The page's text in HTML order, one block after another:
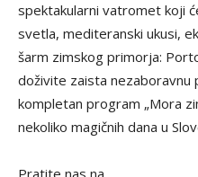
spektakularni vatromet koji
svetla, mediteranski ukusi,
šarm zimskog primorja:
doživite zaista nezaboravnu
kompletan program „Mora
nekoliko magičnih dana u